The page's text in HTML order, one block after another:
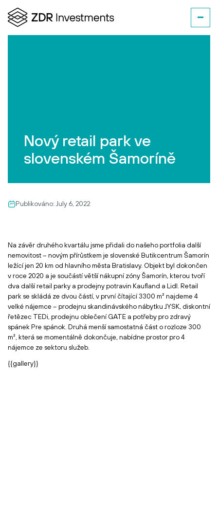
Nový retail park ve
slovenském Šamoríně
Publikováno: July 6, 2022
Na závěr druhého kvartálu jsme přidali do našeho portfolia další
nemovitost – novým přírůstkem je slovenské Butikcentrum Šamorín
ležící jen 20 km od hlavního města Bratislavy. Objekt byl dokončen
v roce 2020 a je součástí větší nákupní zóny Šamorín, kterou tvoří
dva další retail parky a prodejny potravin Kaufland a Lidl. Retail
park se skládá ze dvou částí, v první čítající 3300 m² najdeme 4
velké nájemce – prodejnu skandinávského nábytku JYSK, diskontní
řetězec TEDi, prodejnu oblečení GATE a potřeby pro zdravý
spánek Pre spánok. Druhá menší samostatná část o rozloze 300
m², která se momentálně dokončuje, nabídne prostor pro 4
nájemce ze sektoru služeb.
{{gallery}}